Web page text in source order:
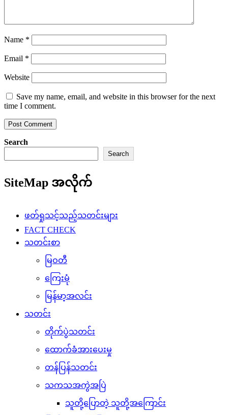
Name *
Email *
Website
Save my name, email, and website in this browser for the next
time I comment.
Search
Search
SiteMap အလိုက်
ဖတ်ရှုသင့်သည့်သတင်းများ
FACT CHECK
သတင်းစာ
မြဝတီ
ကြေးမုံ
မြန်မာ့အလင်း
သတင်း
တိုက်ပွဲသတင်း
ထောက်ခံအားပေးမှု
တန်ပြန်သတင်း
သကသအကွဲအပြဲ
သူတို့ပြောတဲ့ သူတို့အကြောင်း